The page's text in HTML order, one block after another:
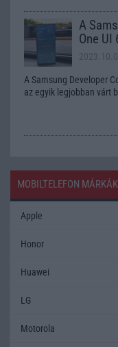
A
One UI
A Samsung Developer
az egyik legjobban várt
MOBILTELEFON MÁRKÁK
Apple
Honor
Huawei
LG
Motorola